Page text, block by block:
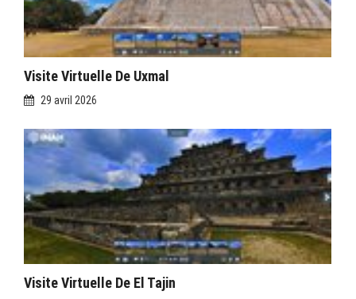
Visite Virtuelle De Uxmal
29 avril 2026
Visite Virtuelle De El Tajin